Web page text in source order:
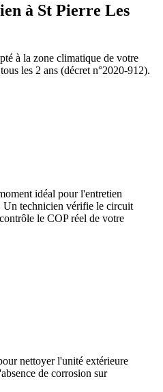
à St Pierre Les
à la zone climatique de votre
les 2 ans (décret n°2020-912).
idéal pour l'entretien
Un technicien vérifie le circuit
le COP réel de votre
nettoyer l'unité extérieure
de corrosion sur